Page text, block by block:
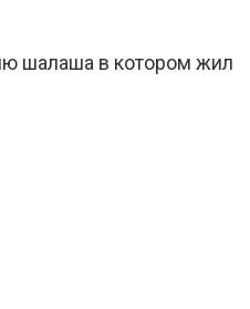
шалаша в котором жил